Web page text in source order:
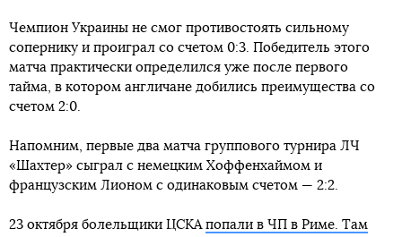
Чемпион Украины не смог противостоять сильному
сопернику и проиграл со счетом 0:3. Победитель этого
матча практически определился уже после первого
тайма, в котором англичане добились преимущества со
счетом 2:0.
Напомним, первые два матча группового турнира ЛЧ
«Шахтер» сыграл с немецким Хоффенхаймом и
французским Лионом с одинаковым счетом — 2:2.
23 октября болельщики ЦСКА попали в ЧП в Риме. Там